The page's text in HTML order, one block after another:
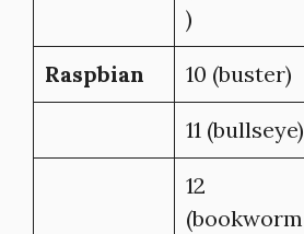
)
Raspbian 10 (buster)
11 (bullseye)
12
(bookworm